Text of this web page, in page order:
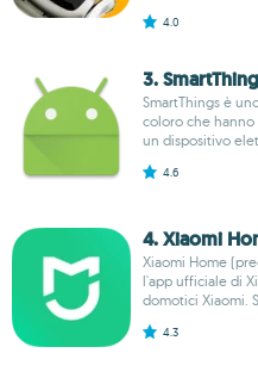
4.0
3.
SmartThings è
coloro che hanno
un dispositivo
4.6
4. Xiaomi
Xiaomi Home
l'app ufficiale di
domotici Xiaomi.
4.3